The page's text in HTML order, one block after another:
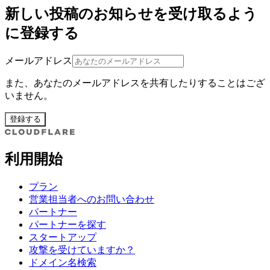
新しい投稿のお知らせを受け取るよう
に登録する
メールアドレス
また、あなたのメールアドレスを共有したりすることはござ
いません。
登録する
利用開始
プラン
営業担当者へのお問い合わせ
パートナー
パートナーを探す
スタートアップ
攻撃を受けていますか？
ドメイン名検索